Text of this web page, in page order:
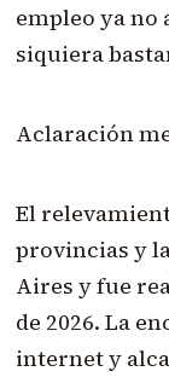
empleo ya no
siquiera
Aclaración
El
provincias y
Aires y fue
de 2026. La
internet y